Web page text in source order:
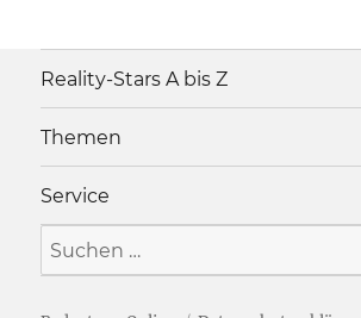
Reality-Stars A bis Z
Themen
Service
Suche
nach: